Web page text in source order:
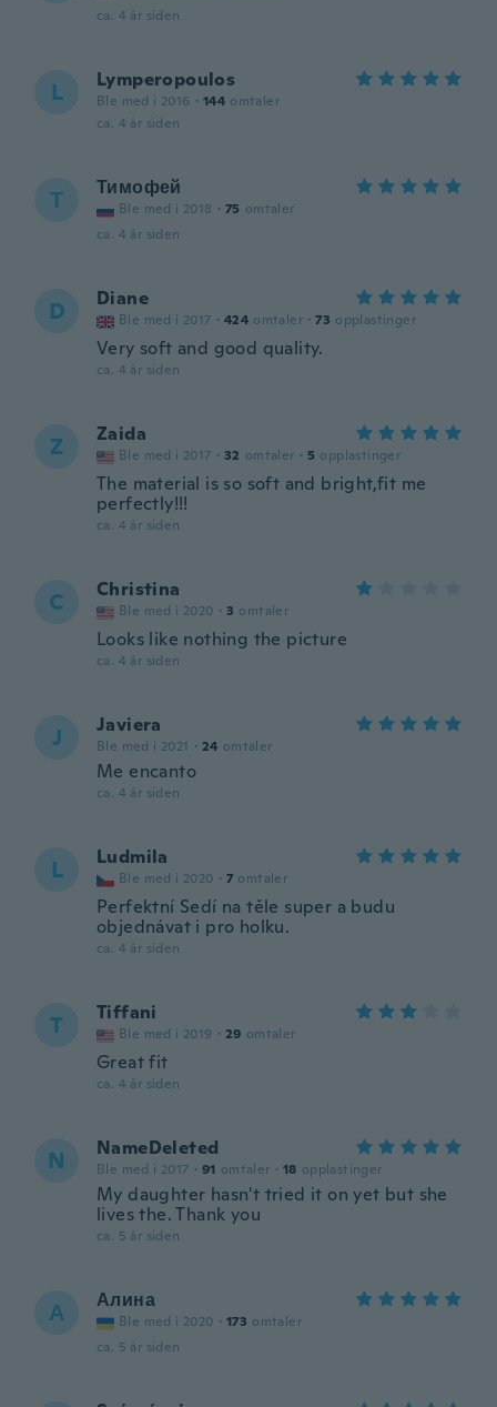
ca. 4 år siden
L Lymperopoulos
Ble med i 2016 · 144 omtaler
ca. 4 år siden
Т Тимофей
Ble med i 2018 · 75 omtaler
ca. 4 år siden
D Diane
Ble med i 2017 · 424 omtaler · 73 opplastinger
Very soft and good quality.
ca. 4 år siden
Z Zaida
Ble med i 2017 · 32 omtaler · 5 opplastinger
The material is so soft and bright,fit me
perfectly!!!
ca. 4 år siden
C Christina
Ble med i 2020 · 3 omtaler
Looks like nothing the picture
ca. 4 år siden
J Javiera
Ble med i 2021 · 24 omtaler
Me encanto
ca. 4 år siden
L Ludmila
Ble med i 2020 · 7 omtaler
Perfektní Sedí na těle super a budu
objednávat i pro holku.
ca. 4 år siden
T Tiffani
Ble med i 2019 · 29 omtaler
Great fit
ca. 4 år siden
N NameDeleted
Ble med i 2017 · 91 omtaler · 18 opplastinger
My daughter hasn't tried it on yet but she
lives the. Thank you
ca. 5 år siden
А Алина
Ble med i 2020 · 173 omtaler
ca. 5 år siden